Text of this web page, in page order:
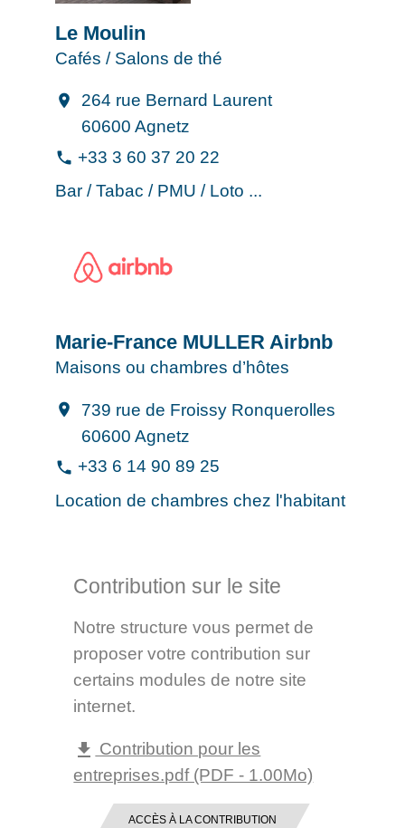
Le Moulin
Cafés / Salons de thé
location_on
264 rue Bernard Laurent
60600 Agnetz
phone +33 3 60 37 20 22
Bar / Tabac / PMU / Loto ...
Marie-France MULLER Airbnb
Maisons ou chambres d’hôtes
location_on
739 rue de Froissy Ronquerolles
60600 Agnetz
phone +33 6 14 90 89 25
Location de chambres chez l'habitant
Contribution sur le site
Notre structure vous permet de
proposer votre contribution sur
certains modules de notre site
internet.
file_download Contribution pour les
entreprises.pdf (PDF - 1.00Mo)
ACCÈS À LA CONTRIBUTION